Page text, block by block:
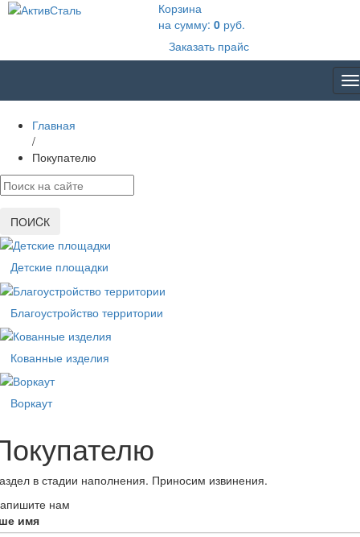
Корзина
на сумму: 0руб.
Заказать прайс
Главная
/
Покупателю
ПОИCК
Детские площадки
Благоустройство территории
Кованные изделия
Воркаут
в стадии наполнения. Приносим извинения.
нам
имя